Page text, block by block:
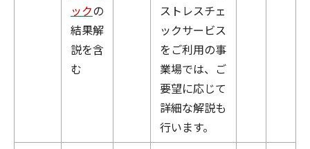
ックの
結果解
説を含
む
ストレスチェ
ックサービス
をご利用の事
業場では、ご
要望に応じて
詳細な解説も
行います。